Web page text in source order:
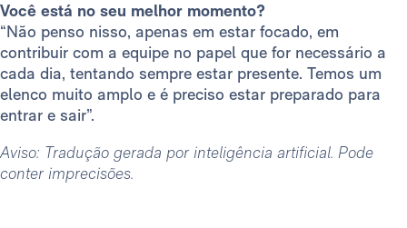
Você está no seu melhor momento?
“Não penso nisso, apenas em estar focado, em
contribuir com a equipe no papel que for necessário a
cada dia, tentando sempre estar presente. Temos um
elenco muito amplo e é preciso estar preparado para
entrar e sair”.
Aviso: Tradução gerada por inteligência artificial. Pode
conter imprecisões.